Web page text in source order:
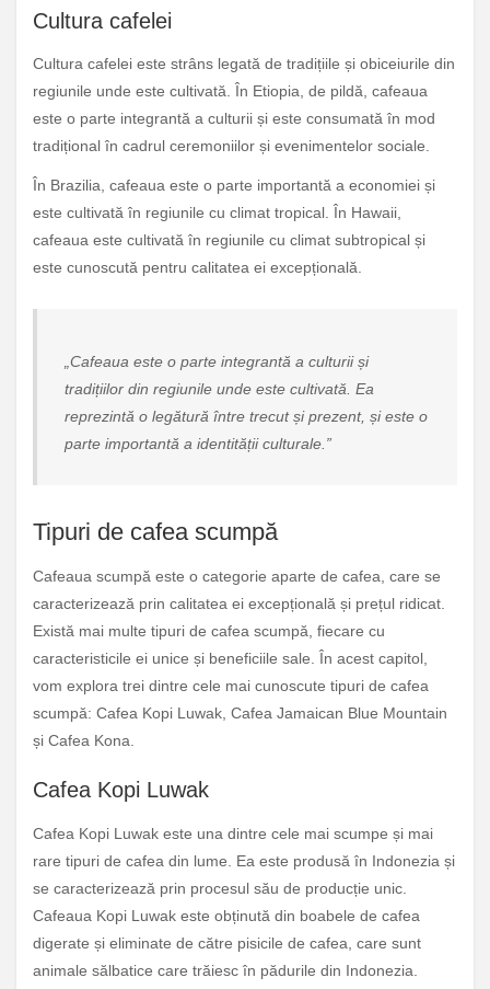
Cultura cafelei
Cultura cafelei este strâns legată de tradițiile și obiceiurile din
regiunile unde este cultivată. În Etiopia, de pildă, cafeaua
este o parte integrantă a culturii și este consumată în mod
tradițional în cadrul ceremoniilor și evenimentelor sociale.
În Brazilia, cafeaua este o parte importantă a economiei și
este cultivată în regiunile cu climat tropical. În Hawaii,
cafeaua este cultivată în regiunile cu climat subtropical și
este cunoscută pentru calitatea ei excepțională.
„Cafeaua este o parte integrantă a culturii și
tradițiilor din regiunile unde este cultivată. Ea
reprezintă o legătură între trecut și prezent, și este o
parte importantă a identității culturale.”
Tipuri de cafea scumpă
Cafeaua scumpă este o categorie aparte de cafea, care se
caracterizează prin calitatea ei excepțională și prețul ridicat.
Există mai multe tipuri de cafea scumpă, fiecare cu
caracteristicile ei unice și beneficiile sale. În acest capitol,
vom explora trei dintre cele mai cunoscute tipuri de cafea
scumpă: Cafea Kopi Luwak, Cafea Jamaican Blue Mountain
și Cafea Kona.
Cafea Kopi Luwak
Cafea Kopi Luwak este una dintre cele mai scumpe și mai
rare tipuri de cafea din lume. Ea este produsă în Indonezia și
se caracterizează prin procesul său de producție unic.
Cafeaua Kopi Luwak este obținută din boabele de cafea
digerate și eliminate de către pisicile de cafea, care sunt
animale sălbatice care trăiesc în pădurile din Indonezia.